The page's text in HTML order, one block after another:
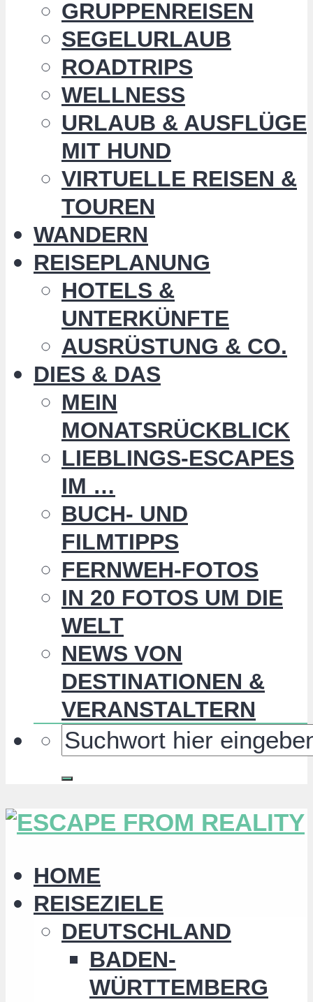
GRUPPENREISEN
SEGELURLAUB
ROADTRIPS
WELLNESS
URLAUB & AUSFLÜGE
MIT HUND
VIRTUELLE REISEN &
TOUREN
WANDERN
REISEPLANUNG
HOTELS &
UNTERKÜNFTE
AUSRÜSTUNG & CO.
DIES & DAS
MEIN
MONATSRÜCKBLICK
LIEBLINGS-ESCAPES
IM …
BUCH- UND
FILMTIPPS
FERNWEH-FOTOS
IN 20 FOTOS UM DIE
WELT
NEWS VON
DESTINATIONEN &
VERANSTALTERN
HOME
REISEZIELE
DEUTSCHLAND
BADEN-
WÜRTTEMBERG